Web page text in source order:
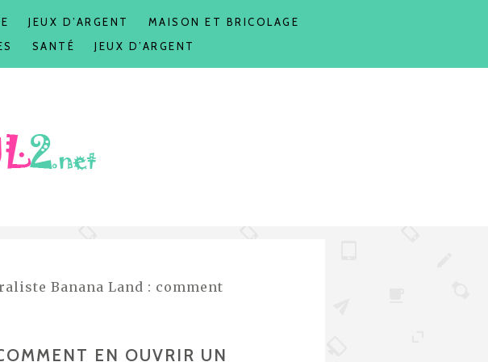
JEUX D’ARGENT
MAISON ET BRICOLAGE
SANTÉ JEUX D’ARGENT
Banana Land : comment
EN OUVRIR UN